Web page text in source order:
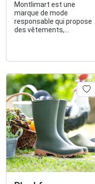
Montlimart est une
marque de mode
responsable qui propose
des vêtements,
2000kms dont 80% de
made in France, dans des
matières plus durables
(naturelles, bio,
recyclées) et qui parraine
des abeilles de la région
nantaise.